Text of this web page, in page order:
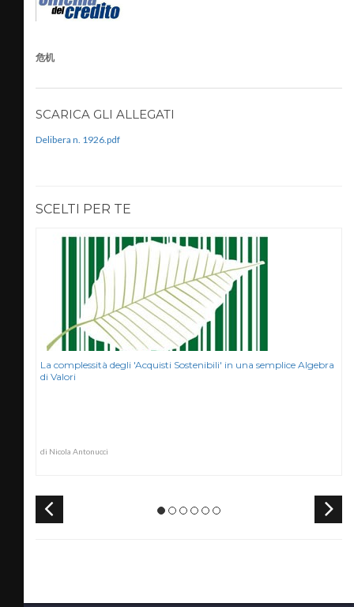
危机
SCARICA GLI ALLEGATI
Delibera n. 1926.pdf
SCELTI PER TE
La complessità degli 'Acquisti Sostenibili' in una semplice Algebra
di Valori
di Nicola Antonucci